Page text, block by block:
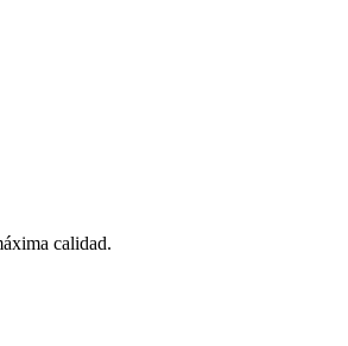
calidad.